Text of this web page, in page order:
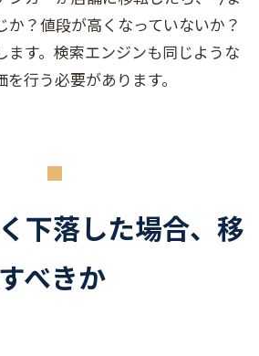
か？値段が高くなっていないか？
ます。検索エンジンも同じような
行う必要があります。
下落した場合、移
べきか